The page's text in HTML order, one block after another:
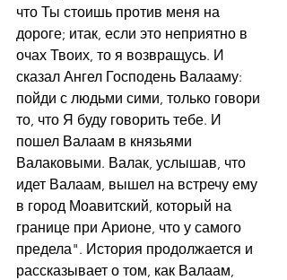
что Ты стоишь против меня на
дороге; итак, если это неприятно в
очах Твоих, то я возвращусь. И
сказал Ангел Господень Валааму:
пойди с людьми сими, только говори
то, что Я буду говорить тебе. И
пошел Валаам в князьями
Валаковыми. Валак, услышав, что
идет Валаам, вышел на встречу ему
в город Моавитский, который на
границе при Арионе, что у самого
предела". История продолжается и
рассказывает о том, как Валаам,